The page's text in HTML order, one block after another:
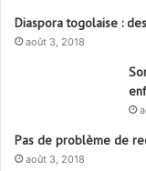
Diaspora togolaise :
août 3, 2018
Pas de problème de
août 3, 2018